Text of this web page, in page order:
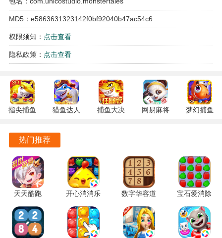
MD5：e5863631323142f0bf92040b47ac54c6
权限须知： 点击查看
隐私政策： 点击查看
指尖捕鱼
安卓版
猎鱼达人
卓版
捕鱼大决
网易麻将
梦幻捕鱼
热门推荐
天天酷跑
1.0.139.0
手机版
开心消消乐
1.159 手机
版
数字华容道
2.15 手机
版
宝石爱消除
1.0.5 手机
版